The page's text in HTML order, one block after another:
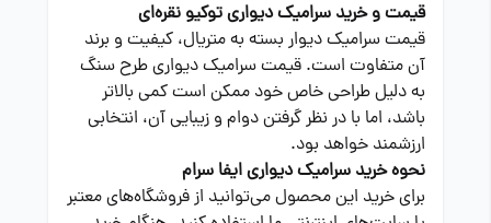
قیمت و خرید سرامیک دیواری توکیو نقره‌ای
قیمت سرامیک دیوار بسته به متریال، کیفیت و برند
آن متفاوت است. قیمت سرامیک دیواری طرح سنگ
به دلیل طراحی خاص خود ممکن است کمی بالاتر
باشد، اما با در نظر گرفتن دوام و زیبایی آن، انتخابی
ارزشمند خواهد بود.
نحوه خرید سرامیک دیواری ایفا سرام
برای خرید این محصول می‌توانید از فروشگاه‌های معتبر